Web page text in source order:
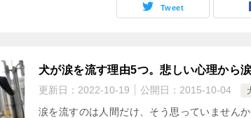
Tweet
犬が涙を流す理由5つ。悲しい心理から
更新日： 2022-10-19 公開日： 2015-10-04
涙を流すのは人間だけ、そう思っていません